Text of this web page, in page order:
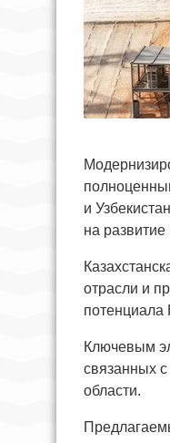
и
на развитие
отрасли и
потенциала
Ключевым
связанных
области.